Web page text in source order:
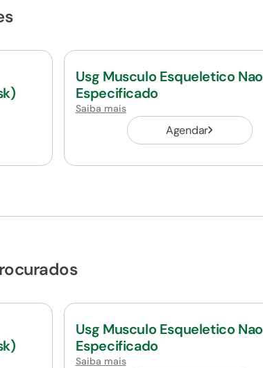
Usg Musculo Esqueletico Nao
Especificado
Saiba mais
Agendar
Usg Musculo Esqueletico Nao
Especificado
Saiba mais